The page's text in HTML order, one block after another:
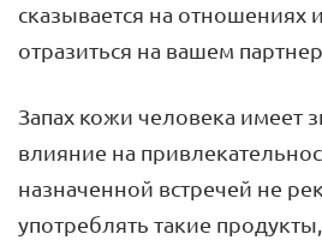
сказывается на отношениях
отразиться на вашем
Запах кожи человека имеет
влияние на
назначенной встречей не
употреблять такие